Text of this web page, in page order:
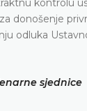
kontrolu
donošenje
odluka
sjednice